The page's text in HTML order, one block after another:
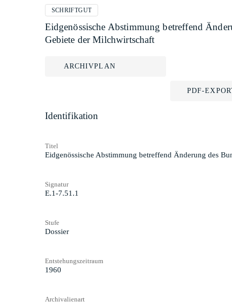
SCHRIFTGUT
Eidgenössische Abstimmung betreffend
Gebiete der Milchwirtschaft
ARCHIVPLAN
PDF-
Identifikation
Titel
Eidgenössische Abstimmung betreffend Änderung des
Signatur
E.1-7.51.1
Stufe
Dossier
Entstehungszeitraum
1960
Archivalienart